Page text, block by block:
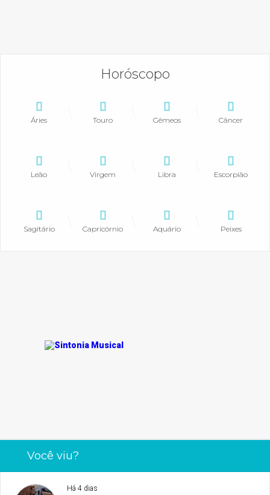
Horóscopo
Áries Touro Gêmeos Câncer
Leão Virgem Libra Escorpião
Sagitário Capricórnio Aquário Peixes
Você viu?
Há 4 dias